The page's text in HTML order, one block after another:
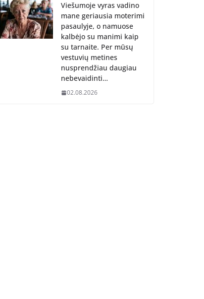
Viešumoje vyras vadino
mane geriausia moterimi
pasaulyje, o namuose
kalbėjo su manimi kaip
su tarnaite. Per mūsų
vestuvių metines
nusprendžiau daugiau
nebevaidinti…
02.08.2026